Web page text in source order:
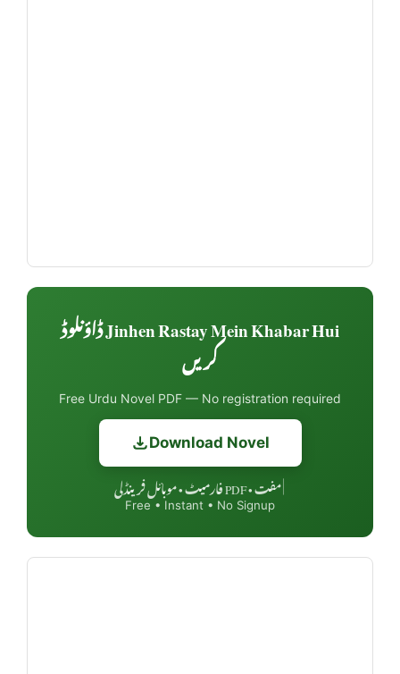
Jinhen Rastay Mein Khabar Hui ڈاؤنلوڈ
کریں
Free Urdu Novel PDF — No registration required
Download Novel
مفت • PDF فارمیٹ • موبائل فرینڈلی
Free • Instant • No Signup